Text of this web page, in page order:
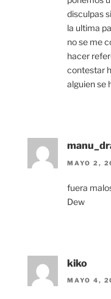
disculpas
la ultima
no se me
hacer
contestar
alguien se
MAYO 2,
fuera
Dew
kiko
MAYO 4,